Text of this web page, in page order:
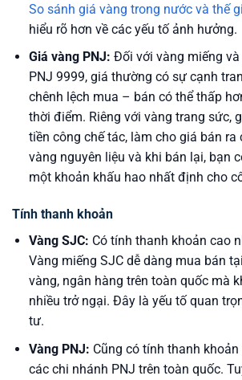
So sánh giá vàng trong nước và thế
hiểu rõ hơn về các yếu tố ảnh hưởng.
Giá vàng PNJ: Đối với vàng miếng
PNJ 9999, giá thường có sự cạnh
chênh lệch mua – bán có thể thấp
thời điểm. Riêng với vàng trang sức,
tiền công chế tác, làm cho giá bán ra
vàng nguyên liệu và khi bán lại, bạn
một khoản khấu hao nhất định cho
Tính thanh khoản
Vàng SJC: Có tính thanh khoản cao
Vàng miếng SJC dễ dàng mua bán
vàng, ngân hàng trên toàn quốc mà
nhiều trở ngại. Đây là yếu tố quan
tư.
Vàng PNJ: Cũng có tính thanh
các chi nhánh PNJ trên toàn quốc.